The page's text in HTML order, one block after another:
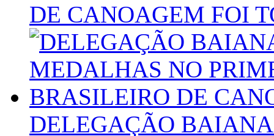
DE CANOAGEM FOI
DELEGAÇÃO